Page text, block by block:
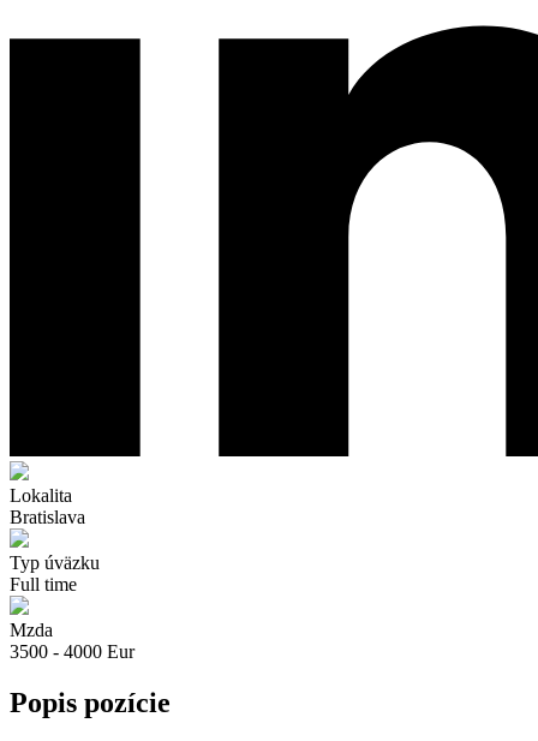
Lokalita
Bratislava
Typ úväzku
Full time
Mzda
3500 - 4000 Eur
Popis pozície